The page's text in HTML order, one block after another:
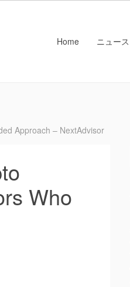
Home ニュース
Approach – NextAdvisor
Who